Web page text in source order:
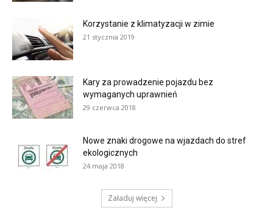
Korzystanie z klimatyzacji w zimie
21 stycznia 2019
Kary za prowadzenie pojazdu bez
wymaganych uprawnień
29 czerwca 2018
Nowe znaki drogowe na wjazdach do stref
ekologicznych
24 maja 2018
Załaduj więcej